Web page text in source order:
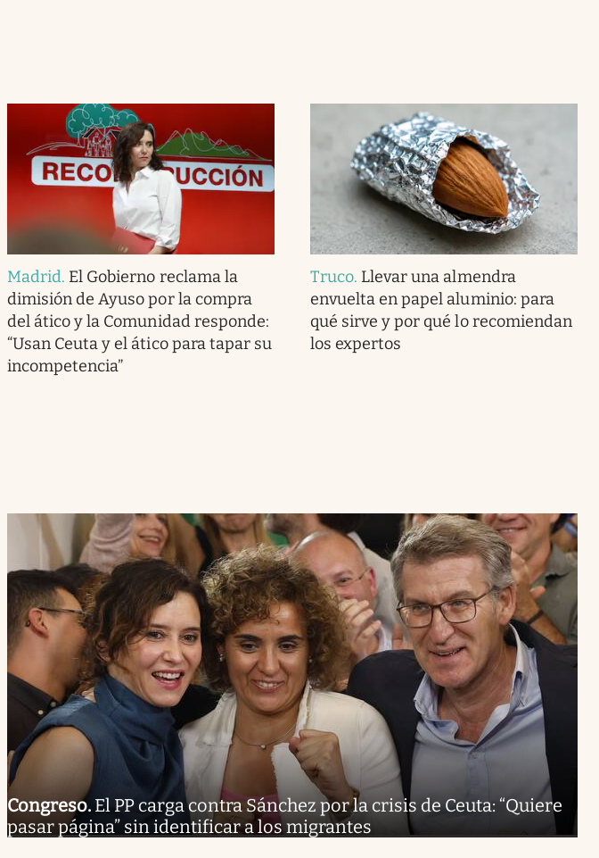
Madrid. El Gobierno reclama la
dimisión de Ayuso por la compra
del ático y la Comunidad responde:
“Usan Ceuta y el ático para tapar su
incompetencia”
Truco. Llevar una almendra
envuelta en papel aluminio: para
qué sirve y por qué lo recomiendan
los expertos
Congreso. El PP carga contra Sánchez por la crisis de Ceuta: “Quiere
pasar página” sin identificar a los migrantes